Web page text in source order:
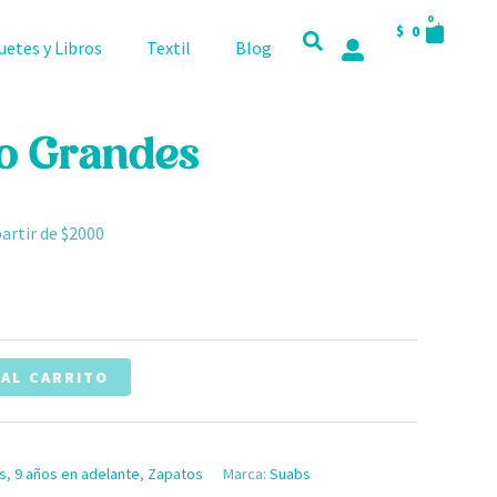
y Libros Textil Blog
$ 0
0
CART
Grandes
de $2000
CARRITO
, 9 años en adelante, Zapatos Marca: Suabs